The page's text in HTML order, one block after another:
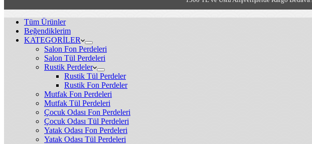
Tüm Ürünler
Beğendiklerim
KATEGORİLER
Salon Fon Perdeleri
Salon Tül Perdeleri
Rustik Perdeler
Rustik Tül Perdeler
Rustik Fon Perdeler
Mutfak Fon Perdeleri
Mutfak Tül Perdeleri
Çocuk Odası Fon Perdeleri
Çocuk Odası Tül Perdeleri
Yatak Odası Fon Perdeleri
Yatak Odası Tül Perdeleri